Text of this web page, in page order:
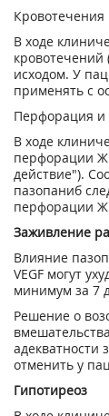
Кровотечения
В ходе
кровотечений
исходом. У
применять с
Перфорация
В ходе
перфорации
действие").
пазопаниб
перфорации
Заживление
Влияние
VEGF могут
минимум за 7
Решение о
адекватности
отменить у
Гипотиреоз